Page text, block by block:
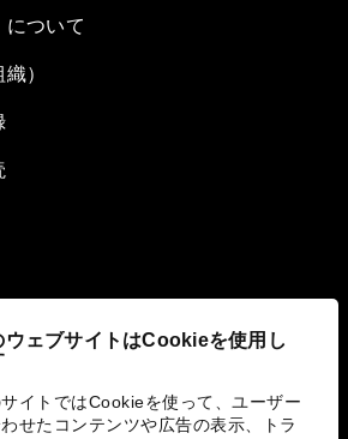
ウェブサイトはCookieを使用し
イトではCookieを使って、ユーザー
せたコンテンツや広告の表示、トラ
ついて
）
取り組み